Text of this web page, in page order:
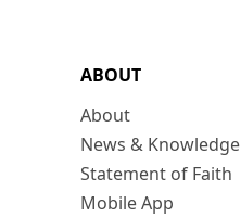
ABOUT
About
News & Knowledge
Statement of Faith
Mobile App